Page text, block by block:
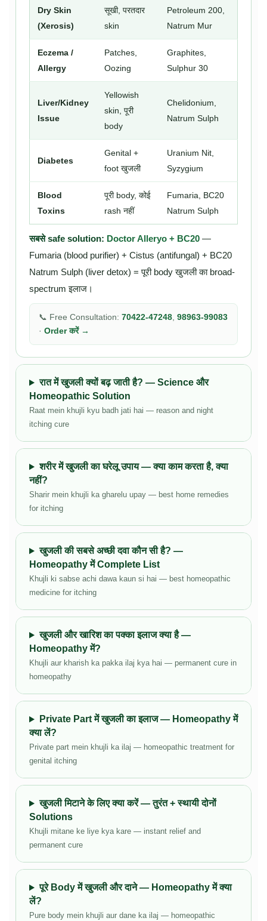
Dry Skin
(Xerosis)
सूखी, परतदार
skin
Petroleum 200,
Natrum Mur
Eczema /
Allergy
Patches,
Oozing
Graphites,
Sulphur 30
Liver/Kidney
Issue
Yellowish
skin, पूरी
body
Chelidonium,
Natrum Sulph
Diabetes
Genital +
foot खुजली
Uranium Nit,
Syzygium
Blood
Toxins
पूरी body, कोई
rash नहीं
Fumaria, BC20
Natrum Sulph
सबसे safe solution: Doctor Alleryo + BC20 —
Fumaria (blood purifier) + Cistus (antifungal) + BC20
Natrum Sulph (liver detox) = पूरी body खुजली का broad-
spectrum इलाज।
📞 Free Consultation: 70422-47248, 98963-99083
· Order करें →
रात में खुजली क्यों बढ़ जाती है? — Science और
Homeopathic Solution
Raat mein khujli kyu badh jati hai — reason and night
itching cure
शरीर में खुजली का घरेलू उपाय — क्या काम करता है, क्या
नहीं?
Sharir mein khujli ka gharelu upay — best home remedies
for itching
खुजली की सबसे अच्छी दवा कौन सी है? —
Homeopathy में Complete List
Khujli ki sabse achi dawa kaun si hai — best homeopathic
medicine for itching
खुजली और खारिश का पक्का इलाज क्या है —
Homeopathy में?
Khujli aur kharish ka pakka ilaj kya hai — permanent cure in
homeopathy
Private Part में खुजली का इलाज — Homeopathy में
क्या लें?
Private part mein khujli ka ilaj — homeopathic treatment for
genital itching
खुजली मिटाने के लिए क्या करें — तुरंत + स्थायी दोनों
Solutions
Khujli mitane ke liye kya kare — instant relief and
permanent cure
पूरे Body में खुजली और दाने — Homeopathy में क्या
लें?
Pure body mein khujli aur dane ka ilaj — homeopathic